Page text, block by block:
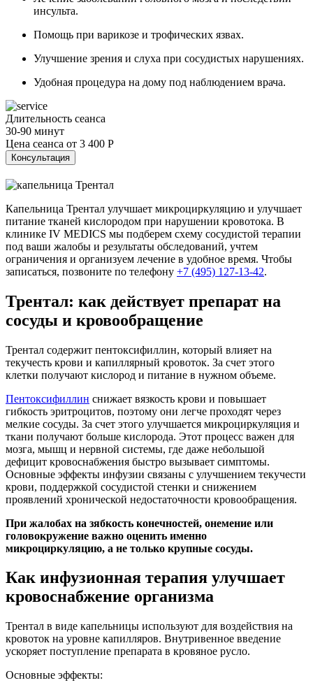
инсульта.
Помощь при варикозе и трофических язвах.
Улучшение зрения и слуха при сосудистых нарушениях.
Удобная процедура на дому под наблюдением врача.
Длительность сеанса
30-90 минут
Цена сеанса от 3 400 Р
Консультация
Капельница Трентал улучшает микроциркуляцию и улучшает
питание тканей кислородом при нарушении кровотока. В
клинике IV MEDICS мы подберем схему сосудистой терапии
под ваши жалобы и результаты обследований, учтем
ограничения и организуем лечение в удобное время. Чтобы
записаться, позвоните по телефону +7 (495) 127-13-42.
Трентал: как действует препарат на
сосуды и кровообращение
Трентал содержит пентоксифиллин, который влияет на
текучесть крови и капиллярный кровоток. За счет этого
клетки получают кислород и питание в нужном объеме.
Пентоксифиллин снижает вязкость крови и повышает
гибкость эритроцитов, поэтому они легче проходят через
мелкие сосуды. За счет этого улучшается микроциркуляция и
ткани получают больше кислорода. Этот процесс важен для
мозга, мышц и нервной системы, где даже небольшой
дефицит кровоснабжения быстро вызывает симптомы.
Основные эффекты инфузии связаны с улучшением текучести
крови, поддержкой сосудистой стенки и снижением
проявлений хронической недостаточности кровообращения.
При жалобах на зябкость конечностей, онемение или
головокружение важно оценить именно
микроциркуляцию, а не только крупные сосуды.
Как инфузионная терапия улучшает
кровоснабжение организма
Трентал в виде капельницы используют для воздействия на
кровоток на уровне капилляров. Внутривенное введение
ускоряет поступление препарата в кровяное русло.
Основные эффекты: